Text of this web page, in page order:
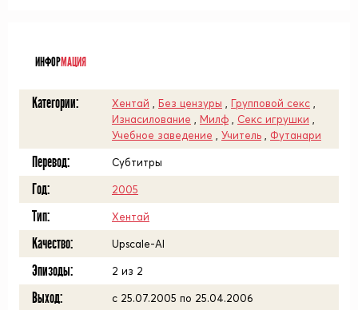
ИНФОРМАЦИЯ
Категории: Хентай Без цензуры Групповой секс
Изнасилование
Милф Секс игрушки
Учебное заведение
Учитель Футанари
Перевод: Субтитры
Год: 2005
Тип: Хентай
Качество: Upscale-AI
Эпизоды: 2 из 2
Выход: с 25.07.2005 по 25.04.2006